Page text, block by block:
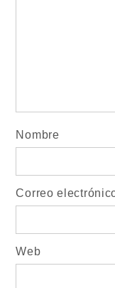
Nombre
Correo
Web